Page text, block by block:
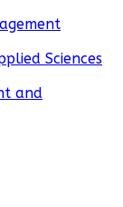
Sciences
and